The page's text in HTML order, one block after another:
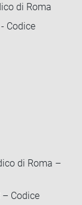
di Roma
Codice
di Roma –
– Codice